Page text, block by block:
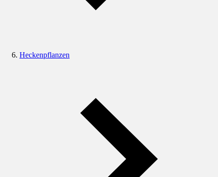
Heckenpflanzen